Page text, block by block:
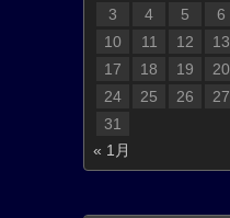
3 4 5 6
10
11 12 13
17
18 19 20
24
25 26 27
31
« 1月